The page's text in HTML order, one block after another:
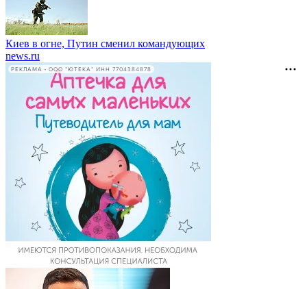
Киев в огне, Путин сменил командующих
news.ru
РЕКЛАМА • ООО "ЮТЕКА" ИНН 7704384878